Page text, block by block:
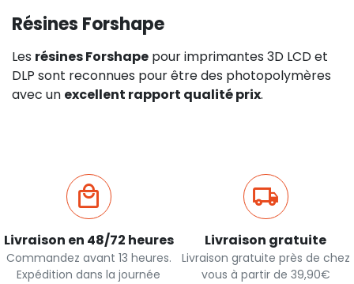
Résines Forshape
Les résines Forshape pour imprimantes 3D LCD et
DLP sont reconnues pour être des photopolymères
avec un excellent rapport qualité prix.
Livraison en 48/72 heures
Commandez avant 13 heures.
Expédition dans la journée
Livraison gratuite
Livraison gratuite près de chez
vous à partir de 39,90€